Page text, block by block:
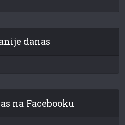
danas
na Facebooku